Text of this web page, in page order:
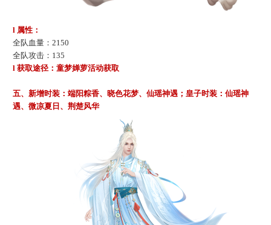
l 属性：
全队 血量： 2150
全队攻击： 135
l 获取途径：童梦婵萝活动获取
五、新增时装：端阳粽香、晓色花梦、仙瑶神遇；皇子时装：仙瑶神
遇、微凉夏日、荆楚风华